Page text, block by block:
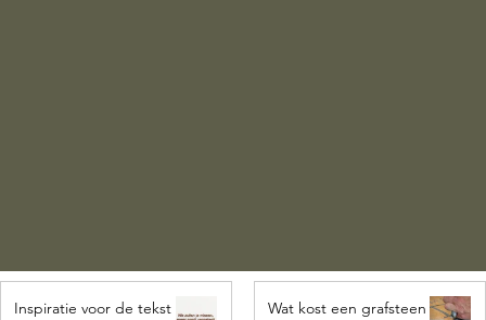
Inspiratie voor de tekst
Wat kost een grafsteen